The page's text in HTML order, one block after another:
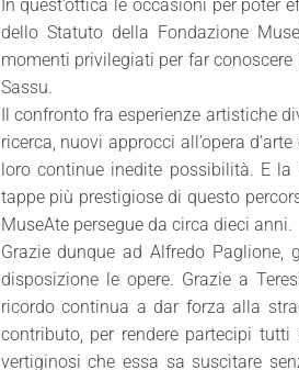
In quest’ottica le occasioni per poter
dello Statuto della Fondazione
momenti privilegiati per far
Sassu.
Il confronto fra esperienze artistiche
ricerca, nuovi approcci all’opera
loro continue inedite possibilità. E
tappe più prestigiose di questo
MuseAte persegue da circa dieci anni.
Grazie dunque ad Alfredo Paglione,
disposizione le opere. Grazie a
ricordo continua a dar forza alla
contributo, per rendere partecipi
vertiginosi che essa sa suscitare